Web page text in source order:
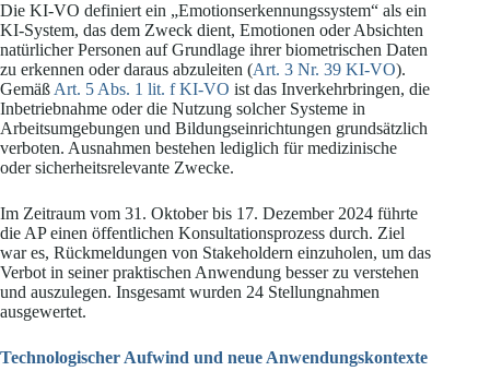
Die KI-VO definiert ein „Emotionserkennungssystem“ als ein
KI-System, das dem Zweck dient, Emotionen oder Absichten
natürlicher Personen auf Grundlage ihrer biometrischen Daten
zu erkennen oder daraus abzuleiten (Art. 3 Nr. 39 KI-VO).
Gemäß Art. 5 Abs. 1 lit. f KI-VO ist das Inverkehrbringen, die
Inbetriebnahme oder die Nutzung solcher Systeme in
Arbeitsumgebungen und Bildungseinrichtungen grundsätzlich
verboten. Ausnahmen bestehen lediglich für medizinische
oder sicherheitsrelevante Zwecke.
Im Zeitraum vom 31. Oktober bis 17. Dezember 2024 führte
die AP einen öffentlichen Konsultationsprozess durch. Ziel
war es, Rückmeldungen von Stakeholdern einzuholen, um das
Verbot in seiner praktischen Anwendung besser zu verstehen
und auszulegen. Insgesamt wurden 24 Stellungnahmen
ausgewertet.
Technologischer Aufwind und neue Anwendungskontexte